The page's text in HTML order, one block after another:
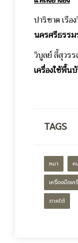
ปาริชาต เรือ
นครศรีธรรม
วิบูลย์ ลี้สุวร
เครื่องใช้พื้น
TAGS
หมา ห
เครื่องมือเ
ภาคใต้